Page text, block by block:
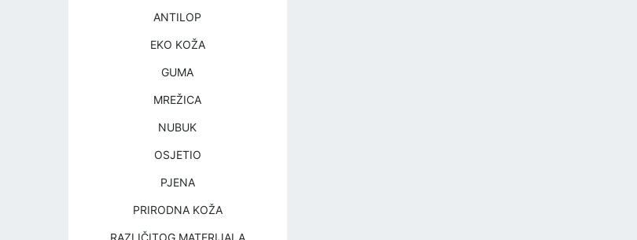
ANTILOP
EKO KOŽA
GUMA
MREŽICA
NUBUK
OSJETIO
PJENA
PRIRODNA KOŽA
RAZLIČITOG MATERIJALA